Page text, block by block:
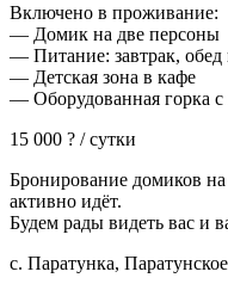
Включено в проживание:
— Домик на две персоны
— Питание: завтрак,
— Детская зона в кафе
— Оборудованная горка
15 000 ? / сутки
Бронирование домиков
активно идёт.
Будем рады видеть вас и
с. Паратунка,